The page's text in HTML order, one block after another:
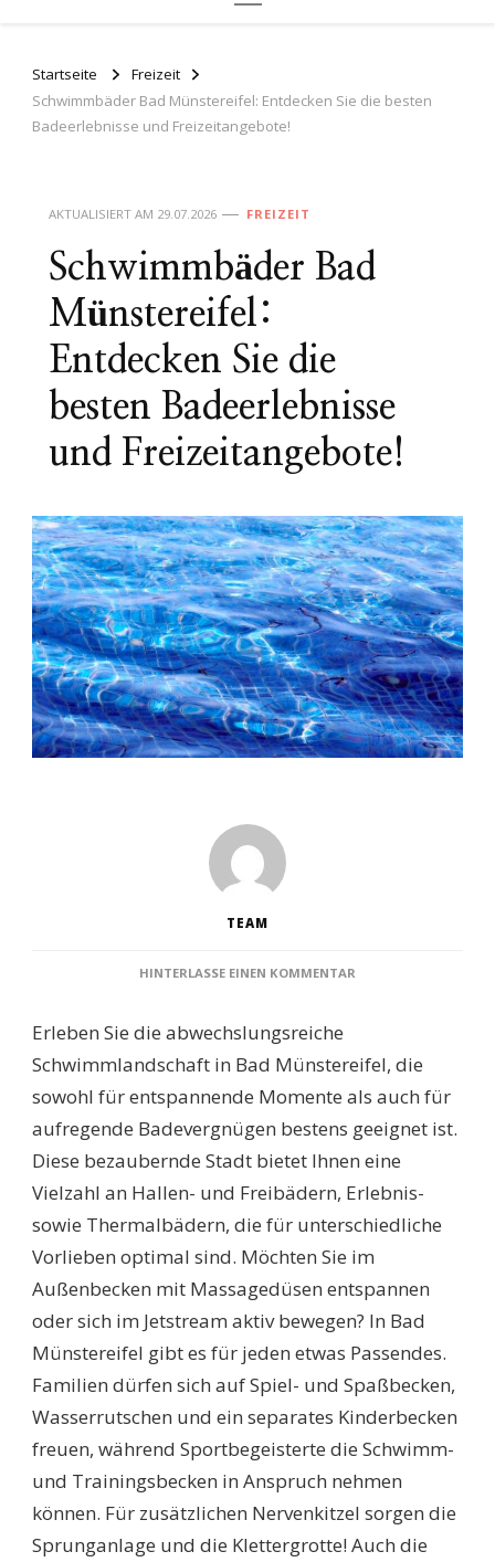
Startseite
Freizeit
Schwimmbäder Bad Münstereifel: Entdecken Sie die besten
Badeerlebnisse und Freizeitangebote!
AKTUALISIERT AM 29.07.2026 FREIZEIT
Schwimmbäder Bad
Münstereifel:
Entdecken Sie die
besten Badeerlebnisse
und Freizeitangebote!
TEAM
HINTERLASSE EINEN KOMMENTAR
ENTDECKEN
SIE
DIE
BADEERLEBNISSE
UND
Erleben Sie die abwechslungsreiche
Schwimmlandschaft in Bad Münstereifel, die
sowohl für entspannende Momente als auch für
aufregende Badevergnügen bestens geeignet ist.
Diese bezaubernde Stadt bietet Ihnen eine
Vielzahl an Hallen- und Freibädern, Erlebnis-
sowie Thermalbädern, die für unterschiedliche
Vorlieben optimal sind. Möchten Sie im
Außenbecken mit Massagedüsen entspannen
oder sich im Jetstream aktiv bewegen? In Bad
Münstereifel gibt es für jeden etwas Passendes.
Familien dürfen sich auf Spiel- und Spaßbecken,
Wasserrutschen und ein separates Kinderbecken
freuen, während Sportbegeisterte die Schwimm-
und Trainingsbecken in Anspruch nehmen
können. Für zusätzlichen Nervenkitzel sorgen die
Sprunganlage und die Klettergrotte! Auch die